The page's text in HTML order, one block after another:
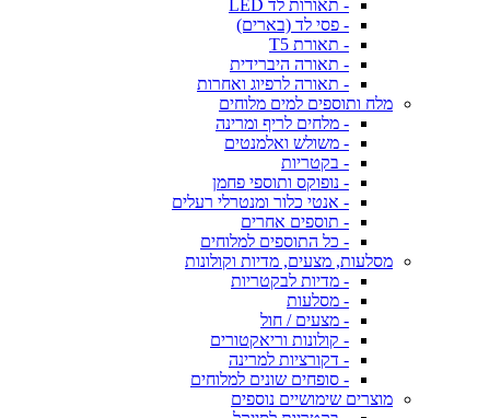
- תאורות לד LED
- פסי לד (בארים)
- תאורת T5
- תאורה היברידית
- תאורה לרפיוג ואחרות
מלח ותוספים למים מלוחים
- מלחים לריף ומרינה
- משולש ואלמנטים
- בקטריות
- נופוקס ותוספי פחמן
- אנטי כלור ומנטרלי רעלים
- תוספים אחרים
- כל התוספים למלוחים
מסלעות, מצעים, מדיות וקולונות
- מדיות לבקטריות
- מסלעות
- מצעים / חול
- קולונות וריאקטורים
- דקורציות למרינה
- סופחים שונים למלוחים
מוצרים שימושיים נוספים